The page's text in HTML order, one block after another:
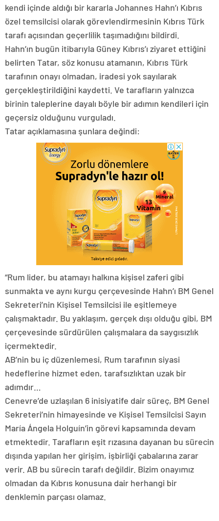
kendi içinde aldığı bir kararla Johannes Hahn’ı Kıbrıs
özel temsilcisi olarak görevlendirmesinin Kıbrıs Türk
tarafı açısından geçerlilik taşımadığını bildirdi.
Hahn’ın bugün itibarıyla Güney Kıbrıs’ı ziyaret ettiğini
belirten Tatar, söz konusu atamanın, Kıbrıs Türk
tarafının onayı olmadan, iradesi yok sayılarak
gerçekleştirildiğini kaydetti. Ve tarafların yalnızca
birinin taleplerine dayalı böyle bir adımın kendileri için
geçersiz olduğunu vurguladı.
Tatar açıklamasına şunlara değindi:
“Rum lider, bu atamayı halkına kişisel zaferi gibi
sunmakta ve aynı kurgu çerçevesinde Hahn’ı BM Genel
Sekreteri’nin Kişisel Temsilcisi ile eşitlemeye
çalışmaktadır. Bu yaklaşım, gerçek dışı olduğu gibi, BM
çerçevesinde sürdürülen çalışmalara da saygısızlık
içermektedir.
AB’nin bu iç düzenlemesi, Rum tarafının siyasi
hedeflerine hizmet eden, tarafsızlıktan uzak bir
adımdır…
Cenevre’de uzlaşılan 6 inisiyatife dair süreç, BM Genel
Sekreteri’nin himayesinde ve Kişisel Temsilcisi Sayın
María Ángela Holguín’in görevi kapsamında devam
etmektedir. Tarafların eşit rızasına dayanan bu sürecin
dışında yapılan her girişim, işbirliği çabalarına zarar
verir. AB bu sürecin tarafı değildir. Bizim onayımız
olmadan da Kıbrıs konusuna dair herhangi bir
denklemin parçası olamaz.